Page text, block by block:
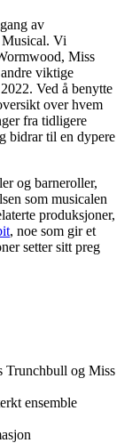
av
Musical. Vi
Miss
viktige
Ved å benytte
over hvem
fra tidligere
bidrar til en dypere
og barneroller,
som musicalen
produksjoner,
, noe som gir et
setter sitt preg
Trunchbull og Miss
ensemble